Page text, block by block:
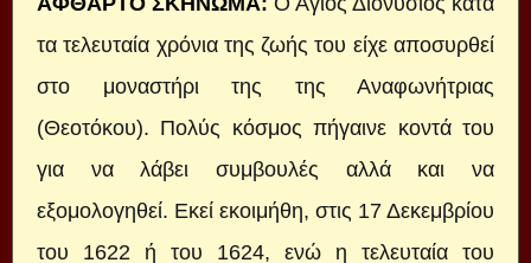
τα τελευταία χρόνια της ζωής του είχε αποσυρθεί
στο μοναστήρι της της Αναφωνήτριας
(Θεοτόκου). Πολύς κόσμος πήγαινε κοντά του
για να λάβει συμβουλές αλλά και να
εξομολογηθεί. Εκεί εκοιμήθη, στις 17 Δεκεμβρίου
του 1622 ή του 1624, ενώ η τελευταία του